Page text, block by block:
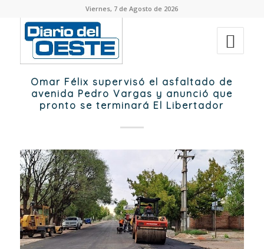
Viernes, 7 de Agosto de 2026
Omar Félix supervisó el asfaltado de
avenida Pedro Vargas y anunció que
pronto se terminará El Libertador